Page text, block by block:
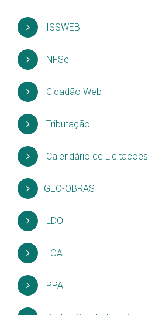
ISSWEB
NFSe
Cidadão Web
Tributação
Calendário de Licitações
GEO-OBRAS
LDO
LOA
PPA